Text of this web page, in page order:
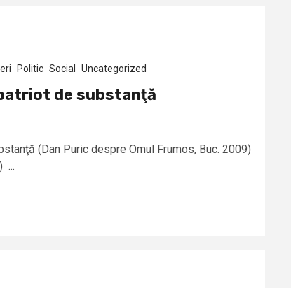
Politic Social Uncategorized
de substanţă
(Dan Puric despre Omul Frumos, Buc. 2009)
...